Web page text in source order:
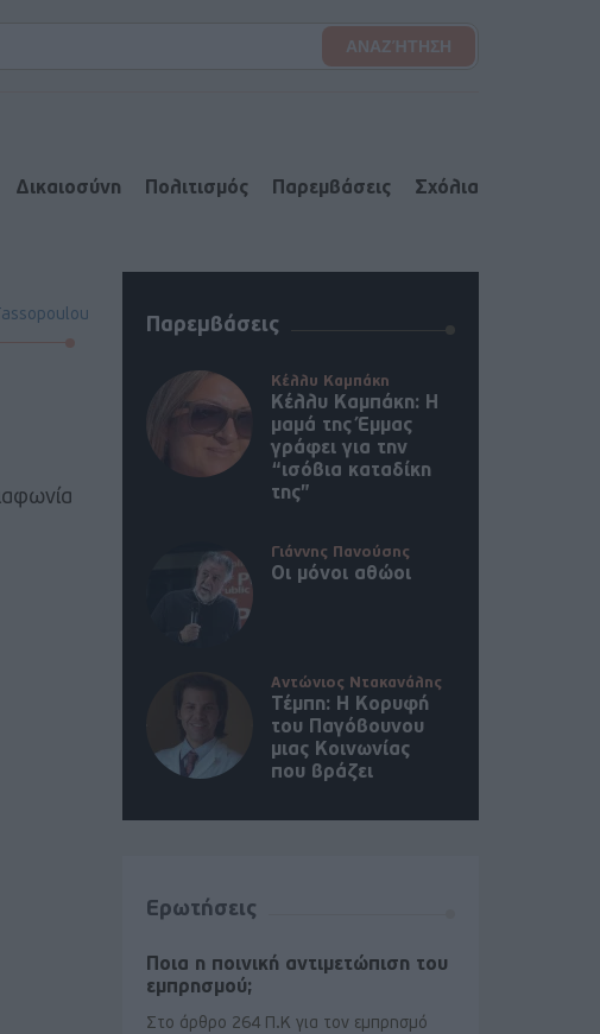
Δικαιοσύνη Πολιτισμός Παρεμβάσεις Σχόλια
Παρεμβάσεις
Κέλλυ Καμπάκη
Κέλλυ Καμπάκη: Η
μαμά της Έμμας
γράφει για την
“ισόβια καταδίκη
της”
Γιάννης Πανούσης
Οι μόνοι αθώοι
Αντώνιος Ντακανάλης
Τέμπη: Η Κορυφή
του Παγόβουνου
μιας Κοινωνίας
που βράζει
Ερωτήσεις
Ποια η ποινική αντιμετώπιση του
εμπρησμού;
Στο άρθρο 264 Π.Κ για τον εμπρησμό